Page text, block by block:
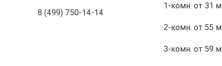
8 (499) 750-14-14
1-комн. от 31
2-комн. от 55
3-комн. от 59